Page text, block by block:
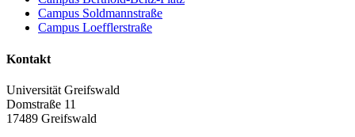
Campus Soldmannstraße
Campus Loefflerstraße
Kontakt
Universität Greifswald
Domstraße 11
17489 Greifswald